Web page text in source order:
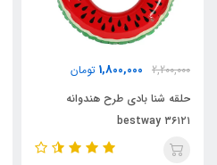
2,200,000
1,800,000 تومان
حلقه شنا بادی طرح هندوانه
bestway ۳۶۱۲۱